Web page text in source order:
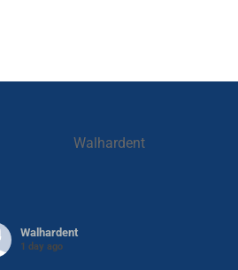
Walhardent
Walhardent
1 day ago